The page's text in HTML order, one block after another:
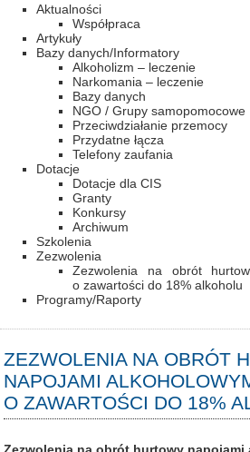
Aktualności
Współpraca
Artykuły
Bazy danych/Informatory
Alkoholizm – leczenie
Narkomania – leczenie
Bazy danych
NGO / Grupy samopomocowe
Przeciwdziałanie przemocy
Przydatne łącza
Telefony zaufania
Dotacje
Dotacje dla CIS
Granty
Konkursy
Archiwum
Szkolenia
Zezwolenia
Zezwolenia na obrót
o zawartości do 18% alkoholu
Programy/Raporty
ZEZWOLENIA NA OBRÓT
NAPOJAMI
O ZAWARTOŚCI DO 18%